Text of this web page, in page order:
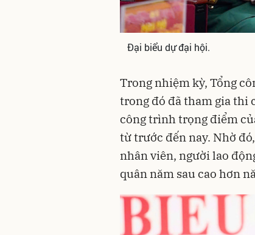
Đại biểu dự đại hội.
Trong nhiệm kỳ, Tổng
trong đó đã tham gia thi
công trình trọng điểm
từ trước đến nay. Nhờ
nhân viên, người lao
quân năm sau cao hơn